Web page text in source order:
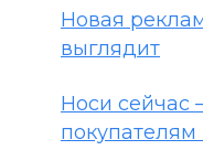
Новая
выглядит
Носи сейчас